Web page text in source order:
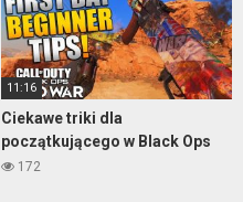
11:16
Ciekawe triki dla
początkującego w Black Ops
Cold War
172